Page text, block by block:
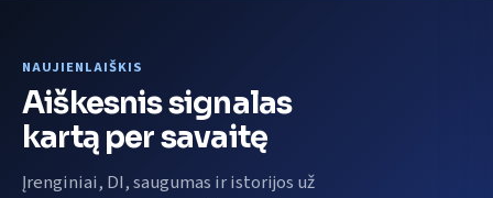
NAUJIENLAIŠKIS
Aiškesnis signalas
kartą per savaitę
Įrenginiai, DI, saugumas ir istorijos už